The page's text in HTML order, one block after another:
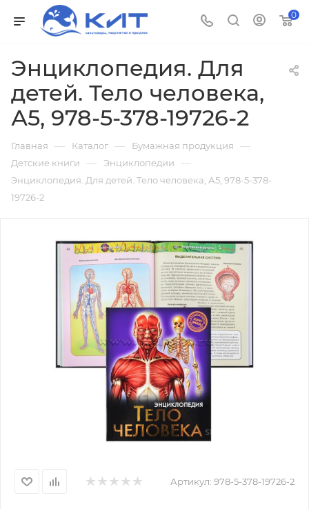
0
Энциклопедия. Для
детей. Тело человека,
А5, 978-5-378-19726-2
Главная — Каталог — Бумажная продукция —
Детские книги — Энциклопедии —
Энциклопедия. Для детей. Тело человека, А5, 978-5-378-
19726-2
Артикул: 978-5-378-19726-2